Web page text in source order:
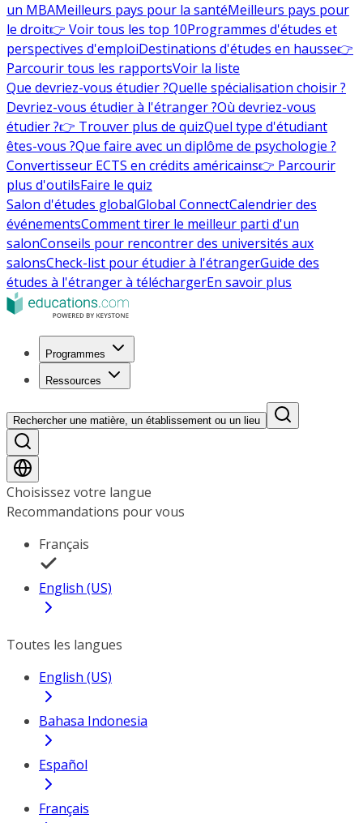
un MBAMeilleurs pays pour la santéMeilleurs pays pour
le droit👉 Voir tous les top 10Programmes d'études et
perspectives d'emploiDestinations d'études en hausse👉
Parcourir tous les rapportsVoir la liste
Que devriez-vous étudier ?Quelle spécialisation choisir ?
Devriez-vous étudier à l'étranger ?Où devriez-vous
étudier ?👉 Trouver plus de quizQuel type d'étudiant
êtes-vous ?Que faire avec un diplôme de psychologie ?
Convertisseur ECTS en crédits américains👉 Parcourir
plus d'outilsFaire le quiz
Salon d'études globalGlobal ConnectCalendrier des
événementsComment tirer le meilleur parti d'un
salonConseils pour rencontrer des universités aux
salonsCheck-list pour étudier à l'étrangerGuide des
études à l'étranger à téléchargerEn savoir plus
Programmes
Ressources
Rechercher une matière, un établissement ou un lieu
Choisissez votre langue
Recommandations pour vous
Français
English (US)
Toutes les langues
English (US)
Bahasa Indonesia
Español
Français